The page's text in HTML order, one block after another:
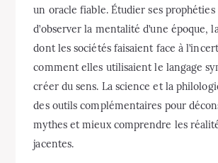
un oracle fiable. Étudier ses
d’observer la mentalité d’une époque,
dont les sociétés faisaient face à
comment elles utilisaient le langage
créer du sens. La science et la
des outils complémentaires pour
mythes et mieux comprendre les
jacentes.